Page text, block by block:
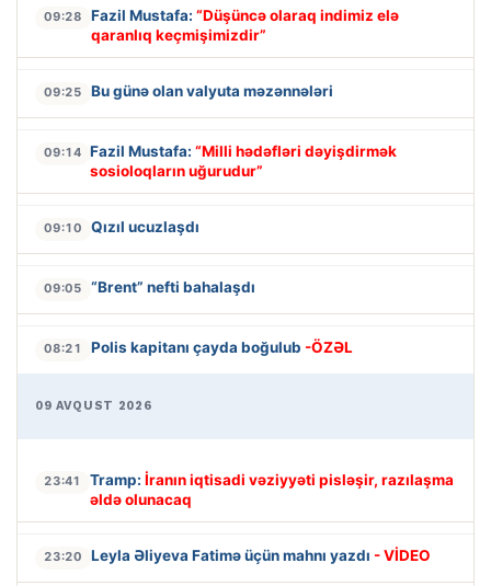
09:28 Fazil Mustafa: “Düşüncə olaraq indimiz elə
qaranlıq keçmişimizdir”
09:25 Bu günə olan valyuta məzənnələri
09:14 Fazil Mustafa: “Milli hədəfləri dəyişdirmək
sosioloqların uğurudur”
09:10 Qızıl ucuzlaşdı
09:05 “Brent” nefti bahalaşdı
08:21 Polis kapitanı çayda boğulub -ÖZƏL
09 AVQUST 2026
23:41 Tramp: İranın iqtisadi vəziyyəti pisləşir, razılaşma
əldə olunacaq
23:20 Leyla Əliyeva Fatimə üçün mahnı yazdı - VİDEO